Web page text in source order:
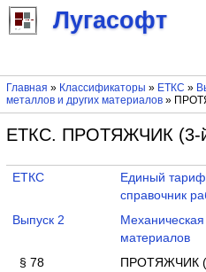
Лугасофт
Главная » Классификаторы » ЕТКС »
металлов и других материалов»
ЕТКС. ПРОТЯЖЧИК (3-й
ЕТКС
Единый
справочник
Выпуск 2
материалов
§ 78
ПРОТЯЖЧИК (